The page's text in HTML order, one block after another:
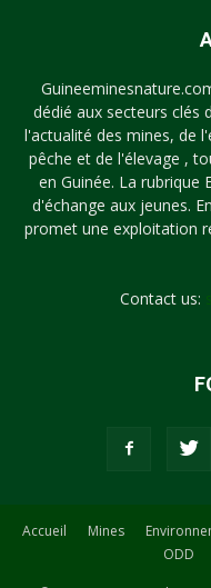
dédié aux secteurs clés
l'actualité des mines, de
pêche et de l'élevage ,
en Guinée. La rubrique
d'échange aux jeunes.
promet une exploitation
Contact us:
Accueil Mines
ODD